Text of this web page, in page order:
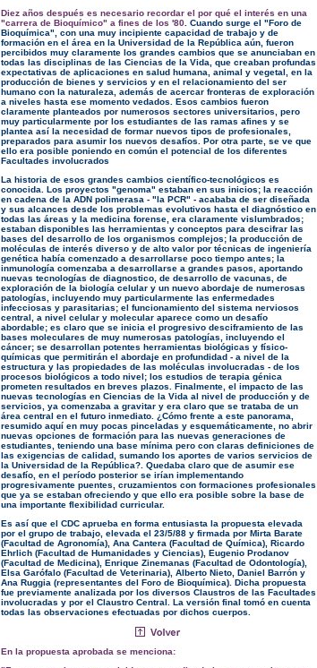
Diez años después es necesario recordar el por qué el interés en una
"carrera de Bioquímico" a fines de los '80 . Cuando surge el "Foro de
Bioquímica", con una muy incipiente capacidad de trabajo y de
formación en el área en la Universidad de la República aún, fueron
percibidos muy claramente los grandes cambios que se anunciaban en
todas las disciplinas de las Ciencias de la Vida, que creaban profundas
expectativas de aplicaciones en salud humana, animal y vegetal, en la
producción de bienes y servicios y en el relacionamiento del ser
humano con la naturaleza, además de acercar fronteras de exploración
a niveles hasta ese momento vedados. Esos cambios fueron
claramente planteados por numerosos sectores universitarios, pero
muy particularmente por los estudiantes de las ramas afines y se
plantea así la necesidad de formar nuevos tipos de profesionales,
preparados para asumir los nuevos desafíos. Por otra parte, se ve que
ello era posible poniendo en común el potencial de los diferentes
Facultades involucrados
La historia de esos grandes cambios científico-tecnológicos es
conocida. Los proyectos "genoma" estaban en sus inicios; la reacción
en cadena de la ADN polimerasa - "la PCR" - acababa de ser diseñada
y sus alcances desde los problemas evolutivos hasta el diagnóstico en
todas las áreas y la medicina forense, era claramente vislumbrados;
estaban disponibles las herramientas y conceptos para descifrar las
bases del desarrollo de los organismos complejos; la producción de
moléculas de interés diverso y de alto valor por técnicas de ingeniería
genética había comenzado a desarrollarse poco tiempo antes; la
inmunología comenzaba a desarrollarse a grandes pasos, aportando
nuevas tecnologías de diagnostico, de desarrollo de vacunas, de
exploración de la biología celular y un nuevo abordaje de numerosas
patologías, incluyendo muy particularmente las enfermedades
infecciosas y parasitarias; el funcionamiento del sistema nerviosos
central, a nivel celular y molecular aparece como un desafío
abordable; es claro que se inicia el progresivo desciframiento de las
bases moleculares de muy numerosas patologías, incluyendo el
cáncer; se desarrollan potentes herramientas biológicas y físico-
químicas que permitirán el abordaje en profundidad - a nivel de la
estructura y las propiedades de las moléculas involucradas - de los
procesos biológicos a todo nivel; los estudios de terapia génica
prometen resultados en breves plazos. Finalmente, el impacto de las
nuevas tecnologías en Ciencias de la Vida al nivel de producción y de
servicios, ya comenzaba a gravitar y era claro que se trataba de un
área central en el futuro inmediato. ¿Cómo frente a este panorama,
resumido aquí en muy pocas pinceladas y esquemáticamente, no abrir
nuevas opciones de formación para las nuevas generaciones de
estudiantes, teniendo una base mínima pero con claras definiciones de
las exigencias de calidad, sumando los aportes de varios servicios de
la Universidad de la República?. Quedaba claro que de asumir ese
desafío, en el período posterior se irían implementando
progresivamente puentes, cruzamientos con formaciones profesionales
que ya se estaban ofreciendo y que ello era posible sobre la base de
una importante flexibilidad curricular.
Es así que el CDC aprueba en forma entusiasta la propuesta elevada
por el grupo de trabajo, elevada el 23/5/88 y firmada por Mirta Barate
(Facultad de Agronomía), Ana Cantera (Facultad de Química), Ricardo
Ehrlich (Facultad de Humanidades y Ciencias), Eugenio Prodanov
(Facultad de Medicina), Enrique Zinemanas (Facultad de Odontología),
Elsa Garófalo (Facultad de Veterinaria), Alberto Nieto, Daniel Barrón y
Ana Ruggia (representantes del Foro de Bioquímica). Dicha propuesta
fue previamente analizada por los diversos Claustros de las Facultades
involucradas y por el Claustro Central. La versión final tomó en cuenta
todas las observaciones efectuadas por dichos cuerpos.
En la propuesta aprobada se menciona: